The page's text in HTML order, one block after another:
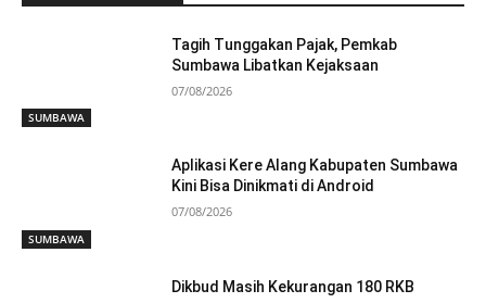
SUMBAWA
Tagih Tunggakan Pajak, Pemkab
Sumbawa Libatkan Kejaksaan
07/08/2026
SUMBAWA
Aplikasi Kere Alang Kabupaten Sumbawa
Kini Bisa Dinikmati di Android
07/08/2026
Dikbud Masih Kekurangan 180 RKB